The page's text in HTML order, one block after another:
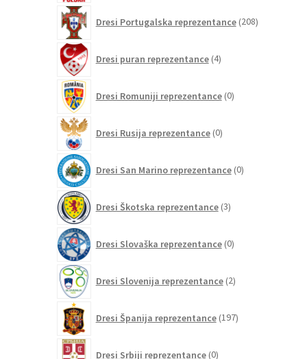
Dresi Portugalska reprezentance 208izdelkov
Dresi puran reprezentance 4izdelki
Dresi Romuniji reprezentance 0izdelkov
Dresi Rusija reprezentance 0izdelkov
Dresi San Marino reprezentance 0izdelkov
Dresi Škotska reprezentance 3izdelki
Dresi Slovaška reprezentance 0izdelkov
Dresi Slovenija reprezentance 2izdelka
Dresi Španija reprezentance 197izdelkov
Dresi Srbiji reprezentance 0